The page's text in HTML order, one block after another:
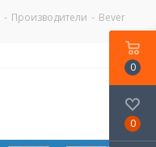
- Производители - Bever
0
0